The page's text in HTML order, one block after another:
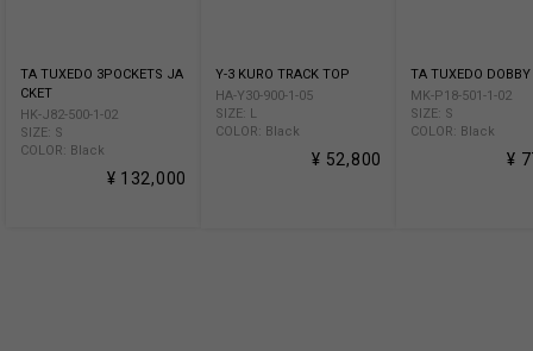
TA TUXEDO 3POCKETS JA
CKET
HK-J82-500-1-02
SIZE: S
COLOR: Black
¥ 132,000
Y-3 KURO TRACK TOP
HA-Y30-900-1-05
SIZE: L
COLOR: Black
¥ 52,800
TA TUXEDO
MK-P18-501-1-02
SIZE: S
COLOR: Black
¥